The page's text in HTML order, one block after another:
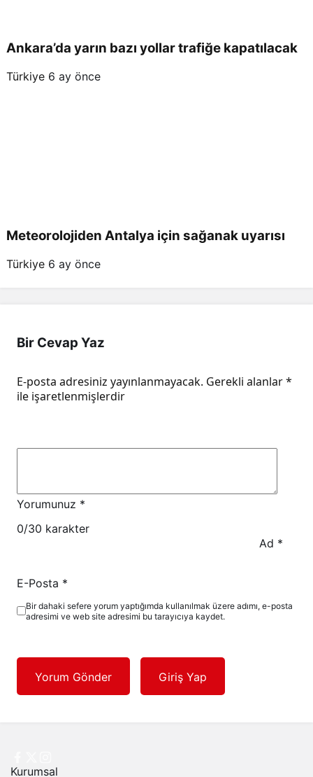
Ankara’da yarın bazı yollar trafiğe kapatılacak
Türkiye 6 ay önce
Meteorolojiden Antalya için sağanak uyarısı
Türkiye 6 ay önce
Bir Cevap Yaz
E-posta adresiniz yayınlanmayacak. Gerekli alanlar*
ile işaretlenmişlerdir
Yorumunuz *
0/30 karakter
Ad *
E-Posta *
Bir dahaki sefere yorum yaptığımda kullanılmak üzere adımı, e-posta
adresimi ve web site adresimi bu tarayıcıya kaydet.
Yorum Gönder Giriş Yap
Kurumsal